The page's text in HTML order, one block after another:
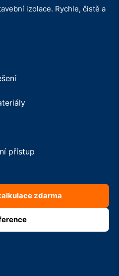
izolace. Rychle, čistě a
přístup
zdarma